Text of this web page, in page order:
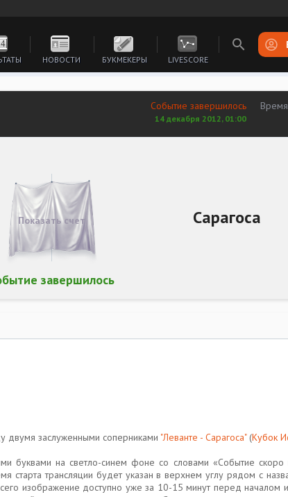
НОВОСТИ БУКМЕКЕРЫ LIVESCORE
Событие завершилось
14 декабря 2012, 01:00
Сарагоса
завершилось
Показать счет
двумя заслуженными соперниками "Леванте - Сарагоса"(Кубок
буквами на светло-синем фоне со словами «Событие скоро
трансляции будет указан в верхнем углу рядом с
изображение доступно уже за 10-15 минут перед началом